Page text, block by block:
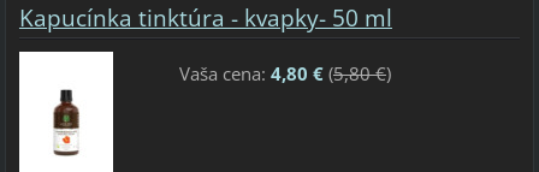
Kapucínka tinktúra - kvapky- 50 ml
Vaša cena: 4,80 €(5,80 €)